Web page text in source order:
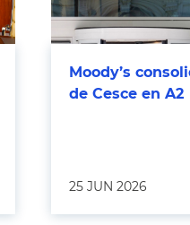
Moody’s
de Cesce en A2
25 JUN 2026